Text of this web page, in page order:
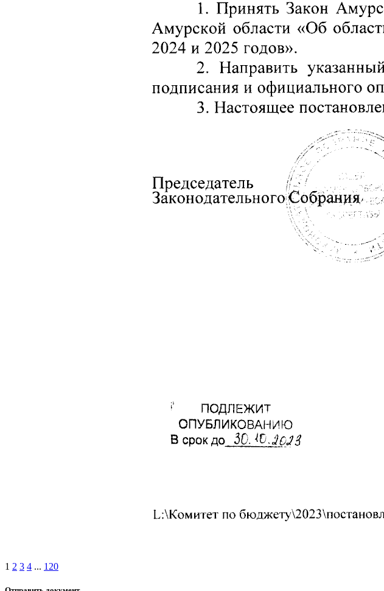
1 2 3 4 ... 120